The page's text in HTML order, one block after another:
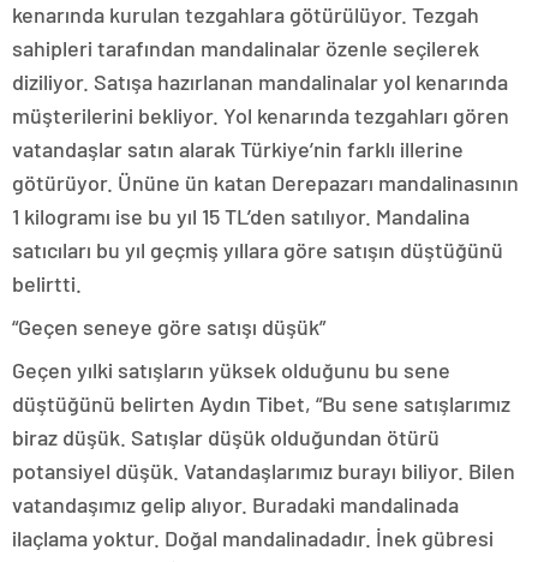
kenarında kurulan tezgahlara götürülüyor. Tezgah
sahipleri tarafından mandalinalar özenle seçilerek
diziliyor. Satışa hazırlanan mandalinalar yol kenarında
müşterilerini bekliyor. Yol kenarında tezgahları gören
vatandaşlar satın alarak Türkiye’nin farklı illerine
götürüyor. Ününe ün katan Derepazarı mandalinasının
1 kilogramı ise bu yıl 15 TL’den satılıyor. Mandalina
satıcıları bu yıl geçmiş yıllara göre satışın düştüğünü
belirtti.
“Geçen seneye göre satışı düşük”
Geçen yılki satışların yüksek olduğunu bu sene
düştüğünü belirten Aydın Tibet, “Bu sene satışlarımız
biraz düşük. Satışlar düşük olduğundan ötürü
potansiyel düşük. Vatandaşlarımız burayı biliyor. Bilen
vatandaşımız gelip alıyor. Buradaki mandalinada
ilaçlama yoktur. Doğal mandalinadadır. İnek gübresi